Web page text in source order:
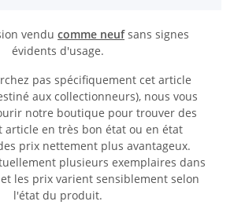
vendu comme neufsans signes
évidents d'usage.
pas spécifiquement cet article
aux collectionneurs), nous vous
notre boutique pour trouver des
article en très bon état ou en état
prix nettement plus avantageux.
plusieurs exemplaires dans
les prix varient sensiblement selon
l'état du produit.